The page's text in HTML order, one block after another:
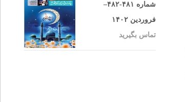
شماره ۴۸۱-۴۸۲–
فروردین ۱۴۰۲
تماس بگیرید